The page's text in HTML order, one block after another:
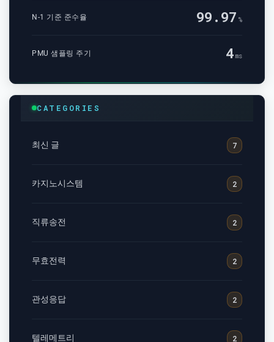
N-1 기준 준수율 99.97 %
PMU 샘플링 주기 4 ms
CATEGORIES
최신 글 7
카지노시스템 2
직류송전 2
무효전력 2
관성응답 2
텔레메트리 2